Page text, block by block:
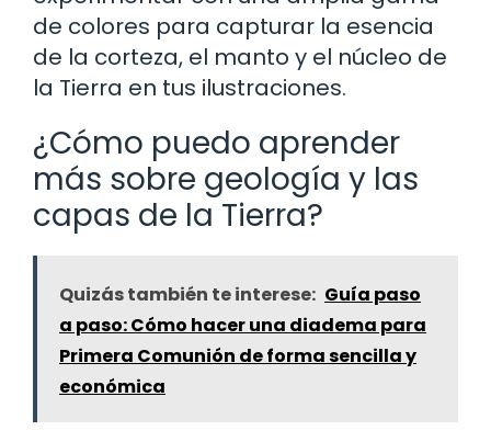
de colores para capturar la esencia
de la corteza, el manto y el núcleo de
la Tierra en tus ilustraciones.
¿Cómo puedo aprender
más sobre geología y las
capas de la Tierra?
Quizás también te interese: Guía paso
a paso: Cómo hacer una diadema para
Primera Comunión de forma sencilla y
económica